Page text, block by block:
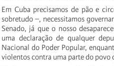
Em Cuba precisamos de pão e
sobretudo –, necessitamos
Senado, já que o nosso
uma declaração de qualquer
Nacional do Poder Popular,
violentos contra uma parte do povo